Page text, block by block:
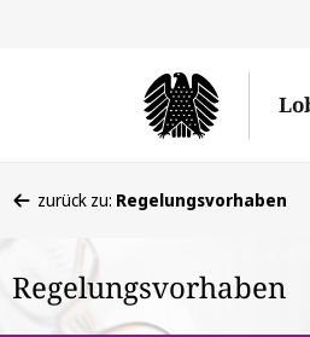
befinden
hier:
zurück zu: Regelungsvorhaben
Regelungsvorhaben